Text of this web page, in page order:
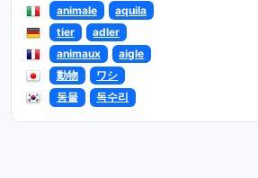
animale
aquila
tier
adler
animaux
aigle
動物
ワシ
동물
독수리